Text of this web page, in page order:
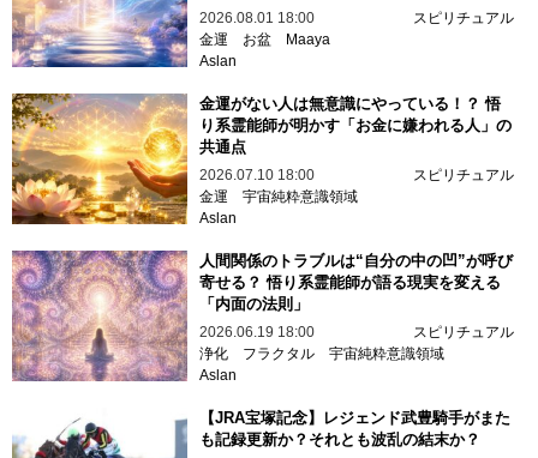
2026.08.01 18:00
スピリチュアル
金運
お盆
Maaya
Aslan
金運がない人は無意識にやっている！？ 悟
り系霊能師が明かす「お金に嫌われる人」の
共通点
2026.07.10 18:00
スピリチュアル
金運 宇宙純粋意識領域
Aslan
人間関係のトラブルは“自分の中の凹”が呼び
寄せる？ 悟り系霊能師が語る現実を変える
「内面の法則」
2026.06.19 18:00
スピリチュアル
浄化
フラクタル 宇宙純粋意識領域
Aslan
【JRA宝塚記念】レジェンド武豊騎手がまた
も記録更新か？それとも波乱の結末か？